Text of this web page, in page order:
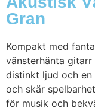
Gran
Kompakt med
vänsterhänta
distinkt ljud och
och skär
för musik och